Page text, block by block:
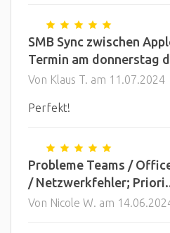
SMB Sync zwischen
Termin am donnerstag
Von Klaus T. am 11.07.2024
Perfekt!
Probleme Teams /
/ Netzwerkfehler;
Von Nicole W. am